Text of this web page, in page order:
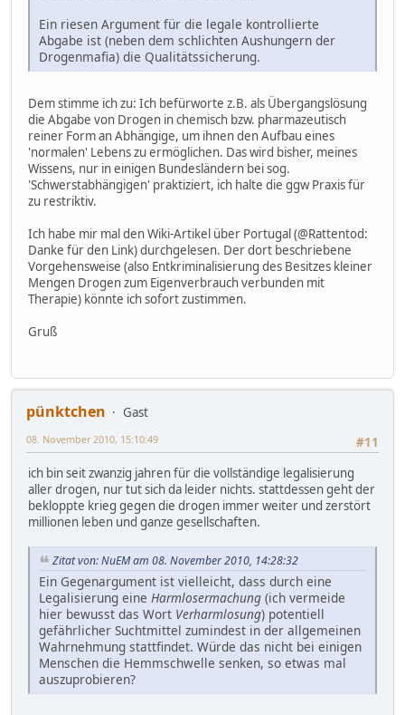
Ein riesen Argument für die legale kontrollierte
Abgabe ist (neben dem schlichten Aushungern der
Drogenmafia) die Qualitätssicherung.
Dem stimme ich zu: Ich befürworte z.B. als Übergangslösung
die Abgabe von Drogen in chemisch bzw. pharmazeutisch
reiner Form an Abhängige, um ihnen den Aufbau eines
'normalen' Lebens zu ermöglichen. Das wird bisher, meines
Wissens, nur in einigen Bundesländern bei sog.
'Schwerstabhängigen' praktiziert, ich halte die ggw Praxis für
zu restriktiv.
Ich habe mir mal den Wiki-Artikel über Portugal (@Rattentod:
Danke für den Link) durchgelesen. Der dort beschriebene
Vorgehensweise (also Entkriminalisierung des Besitzes kleiner
Mengen Drogen zum Eigenverbrauch verbunden mit
Therapie) könnte ich sofort zustimmen.
Gruß
pünktchen
Gast
#11
08. November 2010, 15:10:49
ich bin seit zwanzig jahren für die vollständige legalisierung
aller drogen, nur tut sich da leider nichts. stattdessen geht der
bekloppte krieg gegen die drogen immer weiter und zerstört
millionen leben und ganze gesellschaften.
Zitat von: NuEM am 08. November 2010, 14:28:32
Ein Gegenargument ist vielleicht, dass durch eine
Legalisierung eine Harmlosermachung (ich vermeide
hier bewusst das Wort Verharmlosung) potentiell
gefährlicher Suchtmittel zumindest in der allgemeinen
Wahrnehmung stattfindet. Würde das nicht bei einigen
Menschen die Hemmschwelle senken, so etwas mal
auszuprobieren?